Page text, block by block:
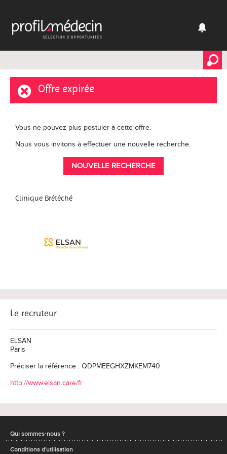
Offre expirée
Vous ne pouvez plus postuler à cette offre.
Nous vous invitons à effectuer une nouvelle recherche.
NOUVELLE RECHERCHE
Clinique Brétéché
Le recruteur
ELSAN
Paris
Préciser la référence : QDPMEEGHXZMKEM740
http://www.elsan.care/fr
Qui sommes-nous ?
Conditions d'utilisation